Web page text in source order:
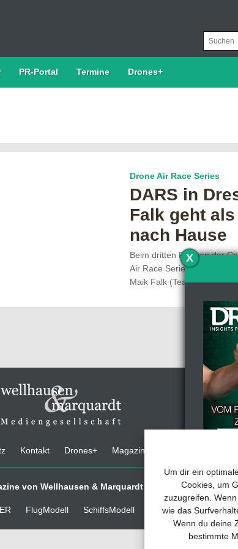
Um dir ein
Cookies, um
zuzugreifen.
wie das
Wenn du deine
bestimmte
PR-Portal Termine Drones+
Drone Air Race Series
DARS in
Falk geht
nach Hause
Beim dritten Rennen der
Air Race Series 2017
Maik Falk (Team
Kontakt Drones+ Magazin-Abo
von Wellhausen & Marquardt Medien
FlugModell SchiffsModell TRUCKS & Details
X